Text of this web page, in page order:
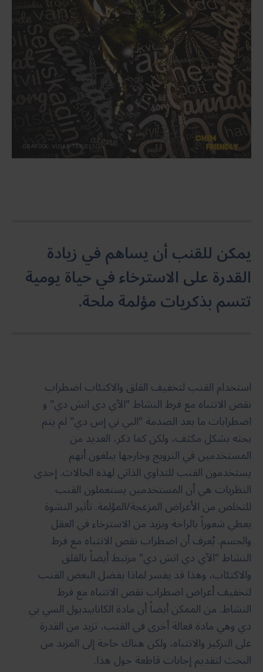
يمكن للقنب أن يساهم في زيادة
القدرة على الاسترخاء في حياة يومية
تتسم بذكريات مؤلمة ملحة.
استخدام القنب لتخفيف القلق والاكتئاب اضطراب
نقص الانتباه مع فرط النشاط "الآي دي اتش دي" و
اضطرابات ما بعد الصدمة "البي تي إس دي" لم يتم
بحثه بشكل مكثف، ولكن كما ذكر، العديد من
المستخدمين في النرويج وخارجها يبلغون أنهم
يستخدمون القنب للتداوي الذاتي لهذه الحالات. إحدى
النظريات هي أن المستخدمين يستعملون القنب
للتخلص من الأعراض المزعجة/المؤلمة. تأثير النشوة
يعطي شعوراً بالراحة ويزيد من الاسترخاء في العقل
والجسم. يُعرف أن اضطراب نقص الانتباه مع فرط
النشاط "الآي دي اتش دي" مرتبط أيضاً بالقلق
والاكتئاب، وهذا قد يفسر لماذا يفضل البعض القنب
لتخفيف أعراض اضطراب نقص الانتباه مع فرط
النشاط. من الممكن أيضاً أن مادة الكانابيديول السي بي
دي وهي مادة فعالة أخرى في القنب، تزيد من القدرة
على التركيز والانتباه، ولكن هناك حاجة إلى المزيد من
البحث لتقديم إجابات قاطعة حول هذا.